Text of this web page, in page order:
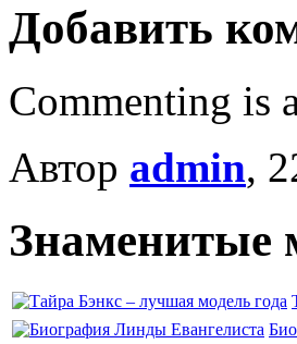
Добавить
Commenting is
Автор admin,
Знаменитые